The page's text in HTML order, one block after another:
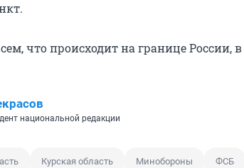
что происходит на границе России, в
национальной редакции
Курская область Минобороны ФСБ